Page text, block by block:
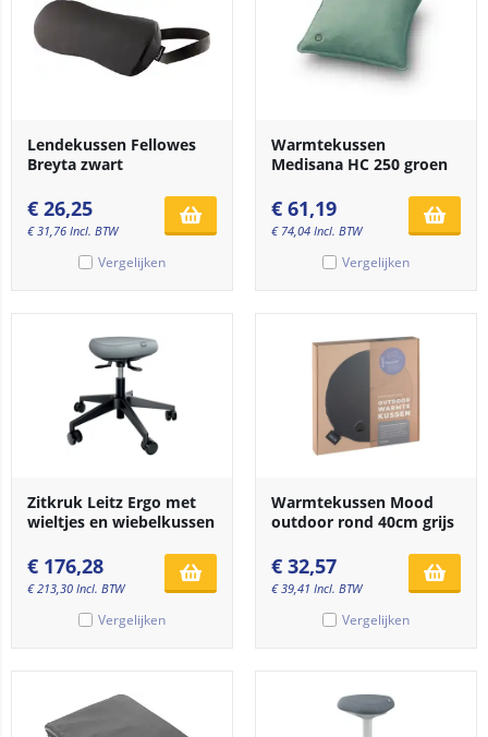
Lendekussen Fellowes
Breyta zwart
€ 26,25
€31,76 Incl. BTW
Vergelijken
Warmtekussen
Medisana HC 250 groen
€ 61,19
€ 74,04 Incl. BTW
Vergelijken
Zitkruk Leitz Ergo met
wieltjes en wiebelkussen
€ 176,28
€213,30 Incl. BTW
Vergelijken
Warmtekussen Mood
outdoor rond 40cm grijs
€ 32,57
€39,41 Incl. BTW
Vergelijken